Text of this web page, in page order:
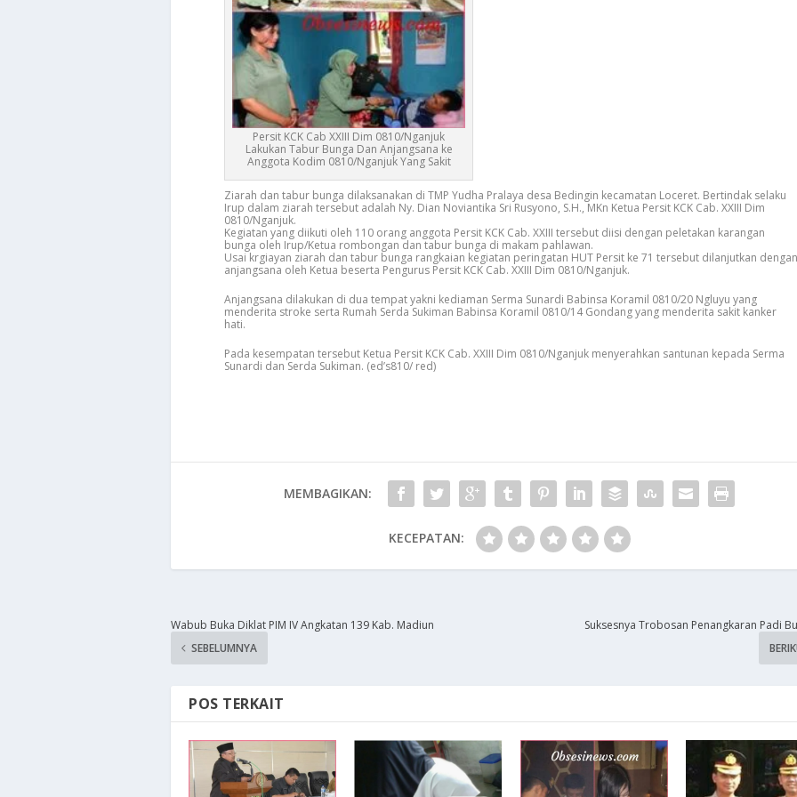
Persit KCK Cab XXIII Dim 0810/Nganjuk
Lakukan Tabur Bunga Dan Anjangsana ke
Anggota Kodim 0810/Nganjuk Yang Sakit
Ziarah dan tabur bunga dilaksanakan di TMP Yudha Pralaya desa Bedingin kecamatan Loceret. Bertindak selaku
Irup dalam ziarah tersebut adalah Ny. Dian Noviantika Sri Rusyono, S.H., MKn Ketua Persit KCK Cab. XXIII Dim
0810/Nganjuk.
Kegiatan yang diikuti oleh 110 orang anggota Persit KCK Cab. XXIII tersebut diisi dengan peletakan karangan
bunga oleh Irup/Ketua rombongan dan tabur bunga di makam pahlawan.
Usai krgiayan ziarah dan tabur bunga rangkaian kegiatan peringatan HUT Persit ke 71 tersebut dilanjutkan dengan
anjangsana oleh Ketua beserta Pengurus Persit KCK Cab. XXIII Dim 0810/Nganjuk.
Anjangsana dilakukan di dua tempat yakni kediaman Serma Sunardi Babinsa Koramil 0810/20 Ngluyu yang
menderita stroke serta Rumah Serda Sukiman Babinsa Koramil 0810/14 Gondang yang menderita sakit kanker
hati.
Pada kesempatan tersebut Ketua Persit KCK Cab. XXIII Dim 0810/Nganjuk menyerahkan santunan kepada Serma
Sunardi dan Serda Sukiman. (ed’s810/ red)
MEMBAGIKAN:
KECEPATAN:
Wabub Buka Diklat PIM IV Angkatan 139 Kab. Madiun
SEBELUMNYA
Suksesnya Trobosan Penangkaran Padi
POS TERKAIT